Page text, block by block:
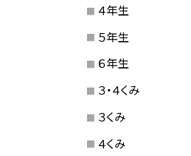
４年生
５年生
６年生
３・４くみ
３くみ
４くみ